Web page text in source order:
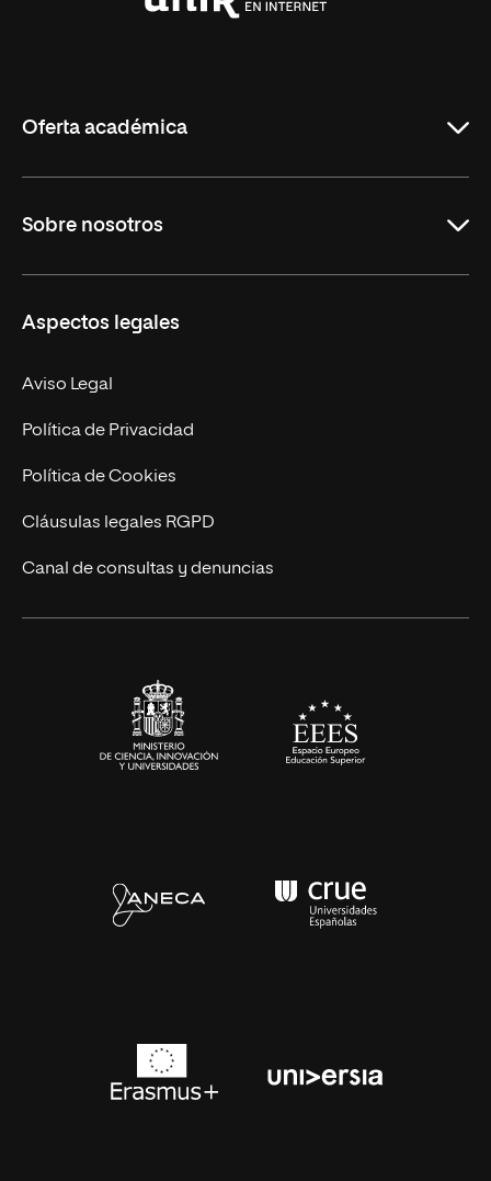
Oferta académica
Másteres Oficiales
Másteres Propios
Doctorados
Experto Universitario
Postgrados
Cursos Universitarios
Sobre nosotros
Facultades
Nuestro Equipo
Trabaja en UNIR
Actualidad
UNIR Revista
Eventos
Aspectos legales
Aviso Legal
Política de Privacidad
Política de Cookies
Cláusulas legales RGPD
Canal de consultas y denuncias